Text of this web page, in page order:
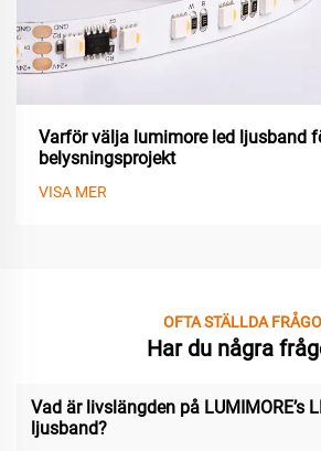
Varför välja lumimore led ljusband
belysningsprojekt
VISA MER
OFTA STÄLLDA
Har du några
Vad är livslängden på LUMIMORE’s
ljusband?